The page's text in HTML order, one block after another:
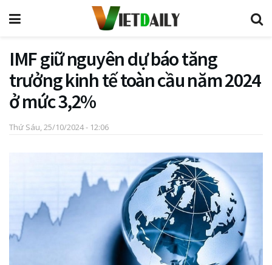
IMF giữ nguyên dự báo tăng
trưởng kinh tế toàn cầu năm 2024
ở mức 3,2%
Thứ Sáu, 25/10/2024 - 12:06